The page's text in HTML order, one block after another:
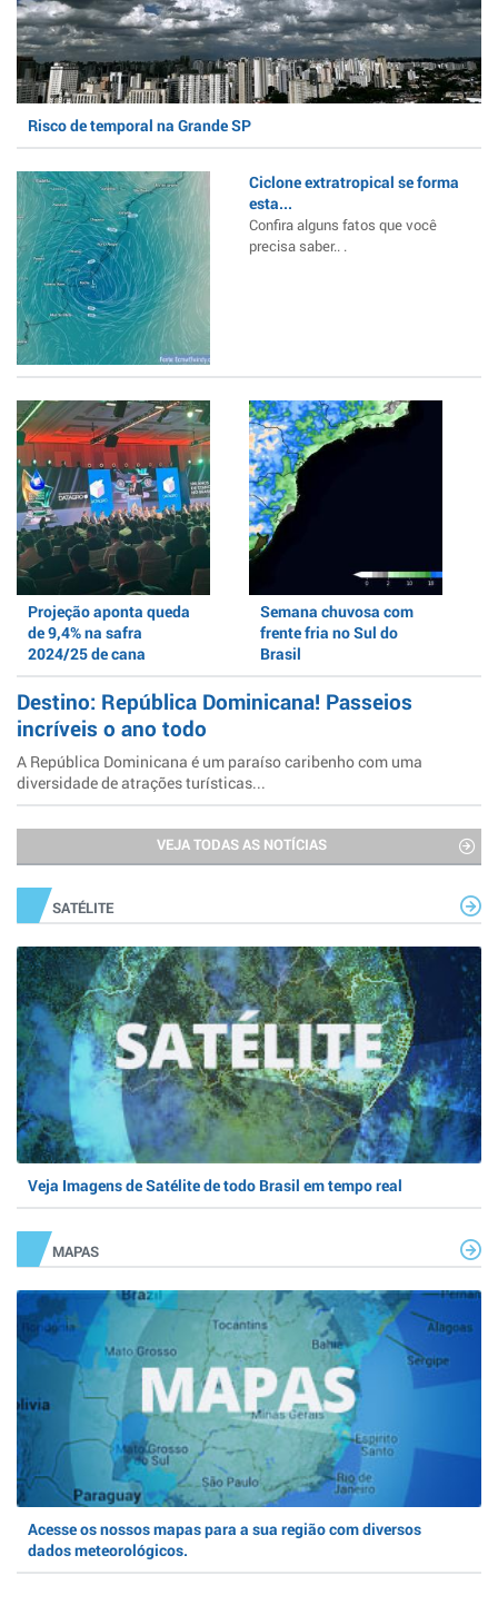
Risco de temporal na Grande SP
Ciclone extratropical se forma
esta...
Confira alguns fatos que você
precisa saber.. .
Projeção aponta queda
de 9,4% na safra
2024/25 de cana
Semana chuvosa com
frente fria no Sul do
Brasil
Destino: República Dominicana! Passeios
incríveis o ano todo
A República Dominicana é um paraíso caribenho com uma
diversidade de atrações turísticas...
VEJA TODAS AS NOTÍCIAS
SATÉLITE
Veja Imagens de Satélite de todo Brasil em tempo real
MAPAS
Acesse os nossos mapas para a sua região com diversos
dados meteorológicos.